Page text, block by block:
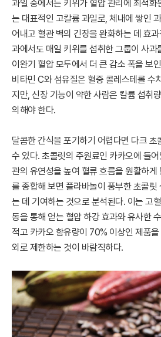
과일 중에서는 키위가 혈압 관리에 최적화
는 대표적인 고칼륨 과일로, 체내에 쌓인
어내고 혈관 벽의 긴장을 완화하는 데 효
과에서도 매일 키위를 섭취한 그룹이 사과
이완기 혈압 모두에서 더 큰 감소 폭을 보
비타민 C와 섬유질은 혈중 콜레스테롤 수
지만, 신장 기능이 약한 사람은 칼륨 섭취
의해야 한다.
달콤한 간식을 포기하기 어렵다면 다크 초
수 있다. 초콜릿의 주원료인 카카오에 들
관의 유연성을 높여 혈류 흐름을 원활하게
를 종합해 보면 플라바놀이 풍부한 초콜릿
는 데 기여하는 것으로 분석된다. 이는 고
동을 통해 얻는 혈압 하강 효과와 유사한
적고 카카오 함유량이 70% 이상인 제품
외로 제한하는 것이 바람직하다.